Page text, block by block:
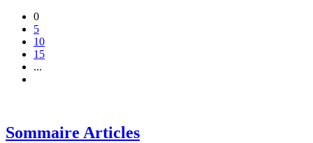
0
5
10
15
...
Sommaire Articles